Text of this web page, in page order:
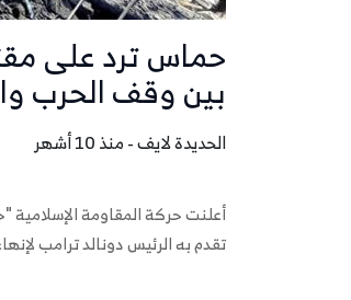
حماس ترد على
بين وقف الحرب
الحديدة لايف - منذ 10 أشهر
تقدم به الرئيس دونالد ترامب